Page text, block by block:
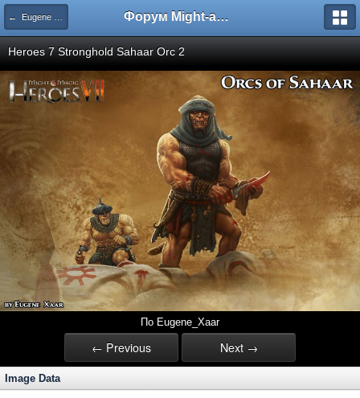
← Eugene Xaar Форум Might-and-Magic.ru
Heroes 7 Stronghold Sahaar Orc 2
По Eugene_Xaar
← Previous Next →
Image Data